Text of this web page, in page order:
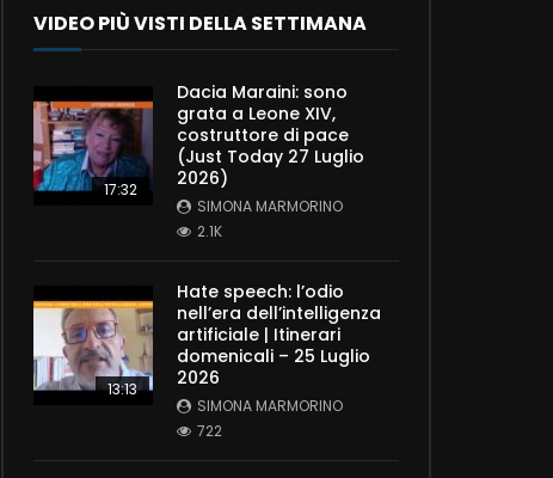
VIDEO PIÙ VISTI DELLA SETTIMANA
17:32
Dacia Maraini: sono
grata a Leone XIV,
costruttore di pace
(Just Today 27 Luglio
2026)
SIMONA MARMORINO
2.1K
13:13
Hate speech: l’odio
nell’era dell’intelligenza
artificiale | Itinerari
domenicali – 25 Luglio
2026
SIMONA MARMORINO
722